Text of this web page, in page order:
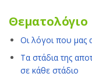
Θεματολόγιο
Οι λόγοι που μας
Τα στάδια της
σε κάθε στάδιο